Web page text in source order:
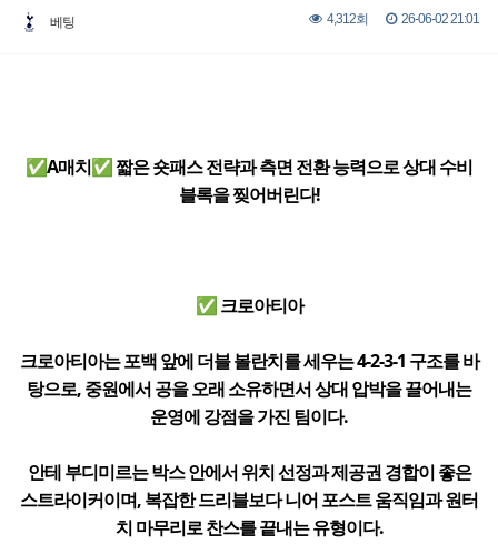
베팅 4,312회 26-06-02 21:01
✅A매치✅ 짧은 숏패스 전략과 측면 전환 능력으로 상대 수비
블록을 찢어버린다!
✅ 크로아티아
크로아티아는 포백 앞에 더블 볼란치를 세우는 4-2-3-1 구조를 바
탕으로, 중원에서 공을 오래 소유하면서 상대 압박을 끌어내는
운영에 강점을 가진 팀이다.
안테 부디미르는 박스 안에서 위치 선정과 제공권 경합이 좋은
스트라이커이며, 복잡한 드리블보다 니어 포스트 움직임과 원터
치 마무리로 찬스를 끝내는 유형이다.